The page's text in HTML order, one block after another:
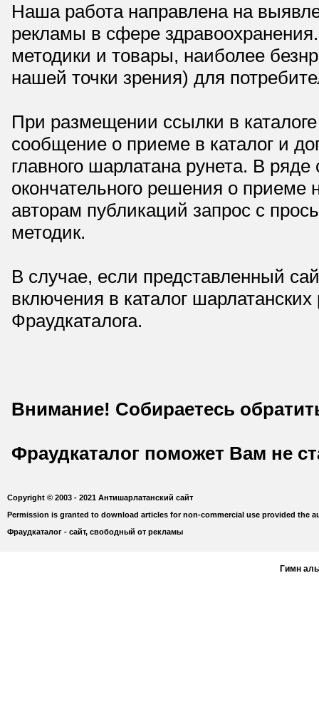
Наша работа направлена на
рекламы в сфере
методики и товары, наиболее
нашей точки зрения) для
При размещении ссылки в
сообщение о приеме в каталог и
главного шарлатана рунета. В
окончательного решения о приеме
авторам публикаций запрос с
методик.
В случае, если представленный
включения в каталог
Фраудкаталога.
Внимание! Собираетесь
Фраудкаталог поможет Вам не
Copyright © 2003 - 2021 Антишарлатанский сайт
Permission is granted to download articles for non-commercial use provided the
Фраудкаталог - сайт, свободный от рекламы
Гимн